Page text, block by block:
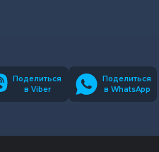
Поделиться
в Viber
Поделиться
в WhatsApp